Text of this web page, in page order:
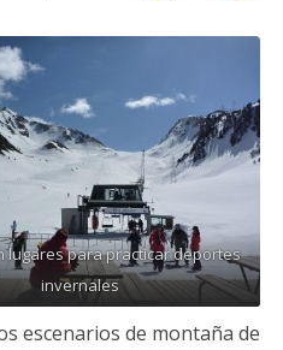
lugares para practicar deportes
invernales
escenarios de montaña de